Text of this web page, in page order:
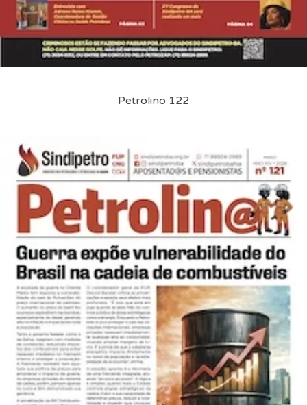
Petrolino 122